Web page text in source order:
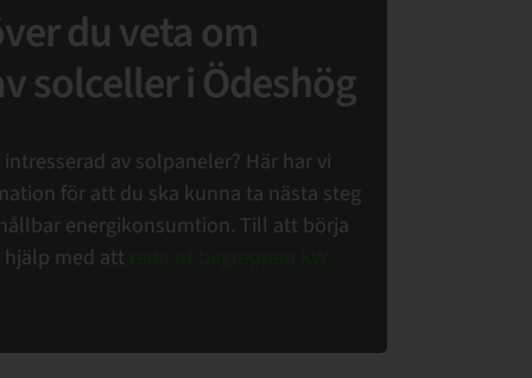
du veta om
solceller i Ödeshög
av solpaneler? Här har vi
för att du ska kunna ta nästa steg
energikonsumtion. Till att börja
hjälp med att